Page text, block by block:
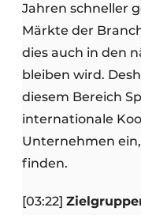
Jahren schneller
Märkte der
dies auch in den
bleiben wird.
diesem Bereich
internationale
Unternehmen
finden.
[03:22]